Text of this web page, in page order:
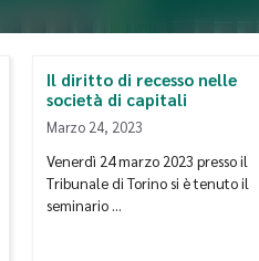
Il diritto di recesso nelle
società di capitali
Marzo 24, 2023
Venerdì 24 marzo 2023 presso il
Tribunale di Torino si è tenuto il
seminario …